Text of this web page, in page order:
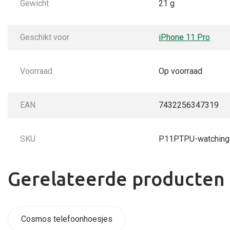
Gewicht 21 g
Geschikt voor iPhone 11 Pro
Voorraad Op voorraad
EAN 7432256347319
SKU P11PTPU-
Gerelateerde producten
Cosmos telefoonhoesjes